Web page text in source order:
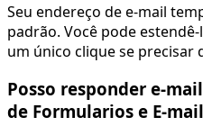
Seu endereço de e-mail
padrão. Você pode
um único clique se precisar
Posso responder e-
de Formularios e E-